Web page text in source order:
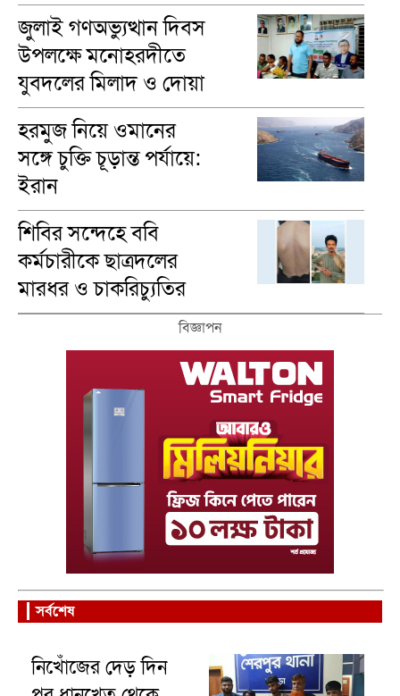
মাসুম
জুলাই গণঅভ্যুত্থান দিবস
উপলক্ষে মনোহরদীতে
যুবদলের মিলাদ ও দোয়া
মাহফিল অনুষ্ঠিত
হরমুজ নিয়ে ওমানের
সঙ্গে চুক্তি চূড়ান্ত পর্যায়ে:
ইরান
শিবির সন্দেহে ববি
কর্মচারীকে ছাত্রদলের
মারধর ও চাকরিচ্যুতির
অভিযোগ
বিজ্ঞাপন
সর্বশেষ
নিখোঁজের দেড় দিন